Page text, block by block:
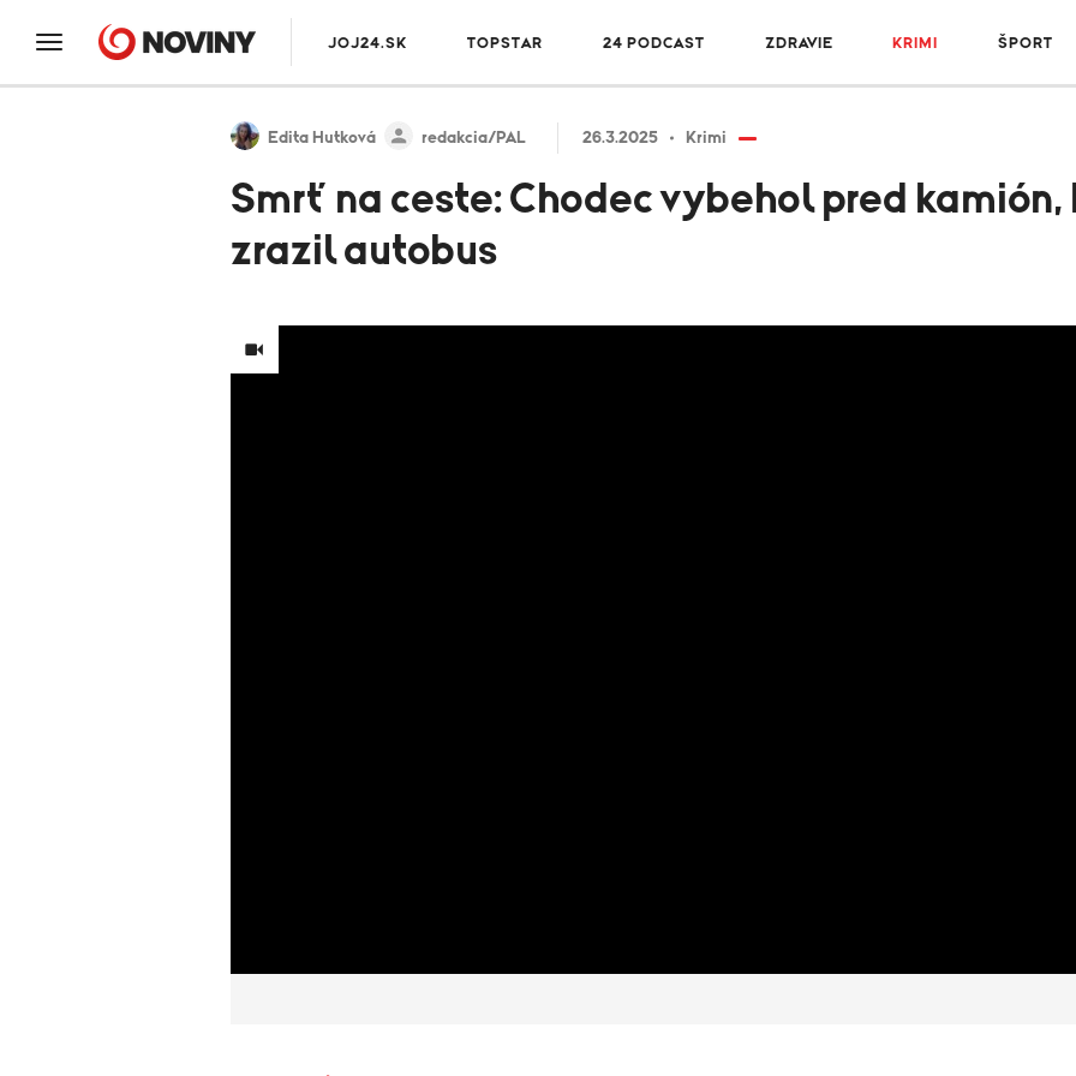
JOJ24.SK TOPSTAR 24 PODCAST ZDRAVIE KRIMI ŠPORT
Edita Hutková redakcia/PAL 26.3.2025 Krimi
Smrť na ceste: Chodec vybehol pred
zrazil autobus